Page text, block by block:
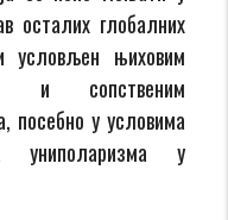
осталих глобалних
условљен њиховим
и сопственим
посебно у условима
униполаризма у